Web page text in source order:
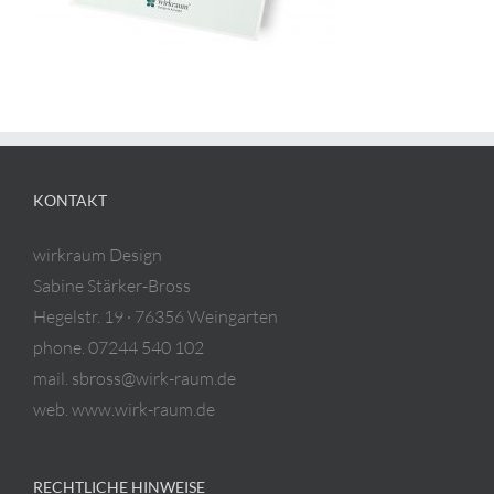
KONTAKT
wirkraum Design
Sabine Stärker-Bross
Hegelstr. 19 · 76356 Weingarten
phone. 07244 540 102
mail. sbross@wirk-raum.de
web. www.wirk-raum.de
RECHTLICHE HINWEISE